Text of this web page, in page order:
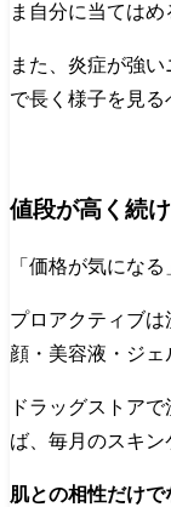
ま自分に当てはめ
また、炎症が強
で長く様子を見る
値段が高く続
「価格が気にな
プロアクティブ
顔・美容液・ジェ
ドラッグストア
ば、毎月のスキン
肌との相性だけで